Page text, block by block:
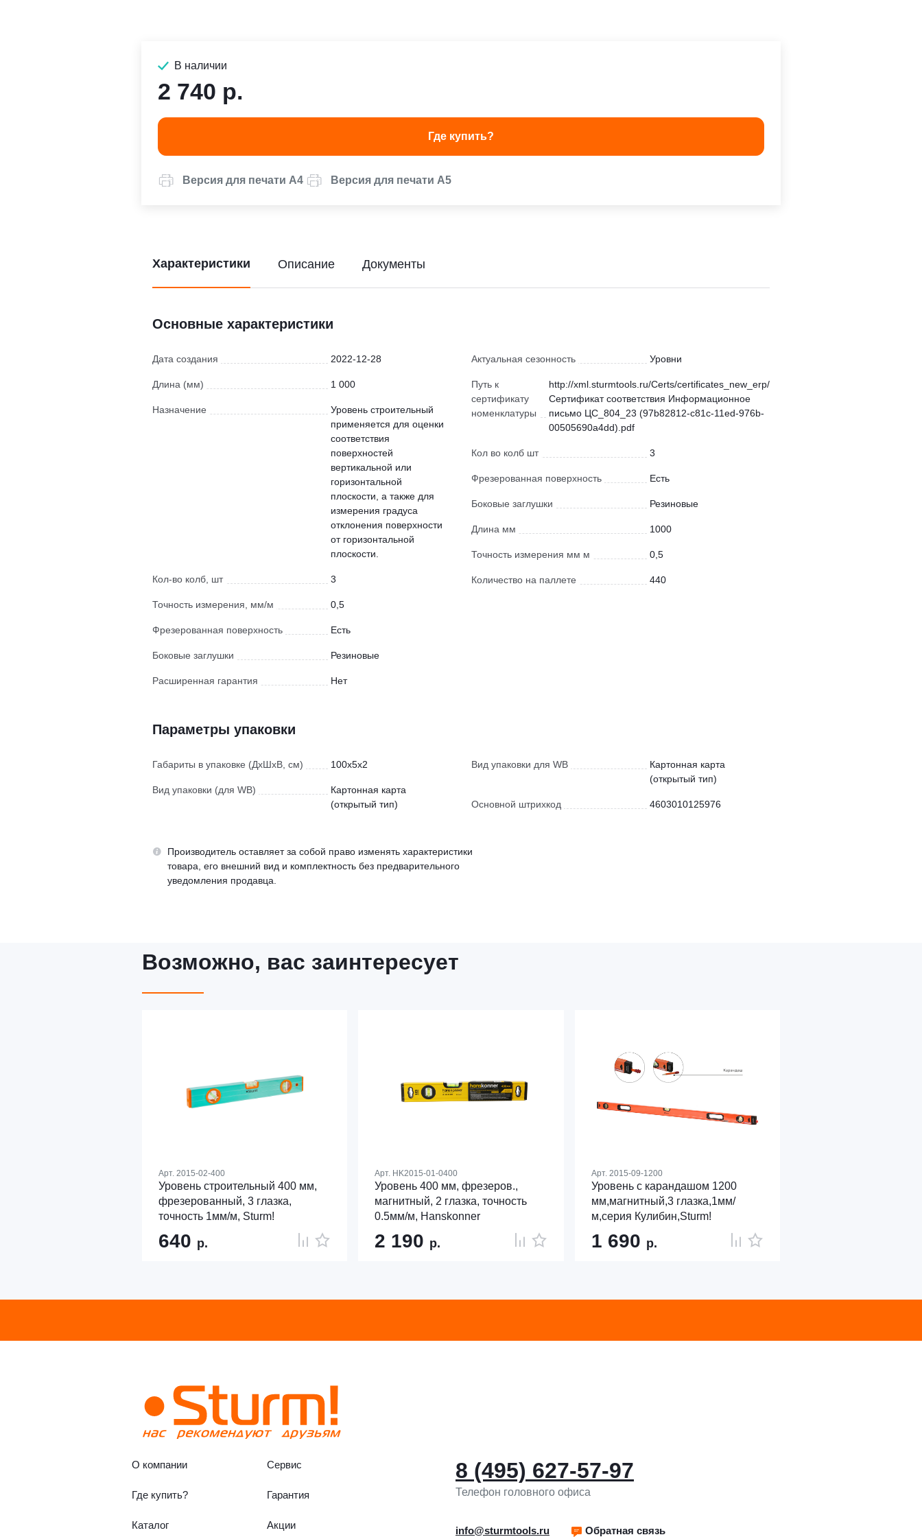
В наличии
2 740 р.
Где купить?
Версия для печати А4 Версия для печати А5
Характеристики
Основные характеристики
Дата создания 2022-12-28
Длина (мм) 1 000
Назначение
Уровень строительный
применяется для оценки
соответствия
поверхностей
вертикальной или
горизонтальной
плоскости, а также для
измерения градуса
отклонения поверхности
от горизонтальной
плоскости.
Кол-во колб, шт 3
Точность измерения, мм/м 0,5
Фрезерованная поверхность Есть
Боковые заглушки Резиновые
Расширенная гарантия Нет
Актуальная сезонность Уровни
Путь к
сертификату
номенклатуры
http://xml.sturmtools.ru/Certs/certificates_new_erp/
Сертификат соответствия Информационное
письмо ЦС_804_23 (97b82812-c81c-11ed-976b-
00505690a4dd).pdf
Кол во колб шт 3
Фрезерованная поверхность Есть
Боковые заглушки Резиновые
Длина мм 1000
Точность измерения мм м 0,5
Количество на паллете 440
Параметры упаковки
Габариты в упаковке (ДхШхВ, см) 100x5x2
Вид упаковки (для WB)
Картонная карта
(открытый тип)
Вид упаковки для WB
Картонная карта
(открытый тип)
Основной штрихкод 4603010125976
Производитель оставляет за собой право изменять характеристики
товара, его внешний вид и комплектность без предварительного
уведомления продавца.
Описание Документы
Возможно, вас заинтересует
Арт. 2015-02-400
Уровень строительный 400 мм,
фрезерованный, 3 глазка,
точность 1мм/м, Sturm!
640 р.
Арт. HK2015-01-0400
Уровень 400 мм, фрезеров.,
магнитный, 2 глазка, точность
0.5мм/м, Hanskonner
2 190 р.
Арт. 2015-09-1200
Уровень с карандашом 1200
мм,магнитный,3 глазка,1мм/
м,серия Кулибин,Sturm!
1 690 р.
О компании Сервис
Где купить? Гарантия
Каталог Акции
8 (495) 627-57-97
Телефон головного офиса
info@sturmtools.ru Обратная связь